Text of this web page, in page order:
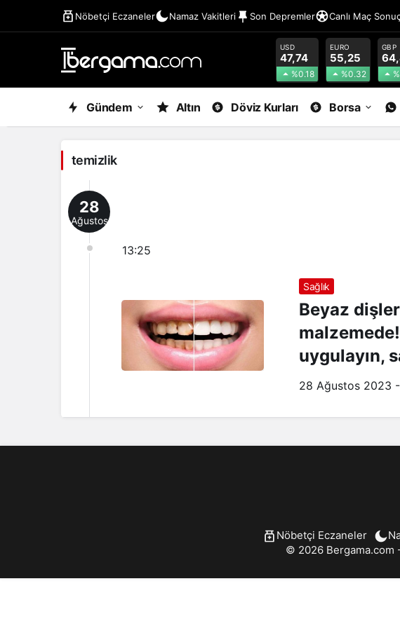
Nöbetçi Eczaneler Namaz Vakitleri Son Depremler Canlı Maç
temizlik
Haberleri
USD
47,74
%0.18
EURO
55,25
%0.32
GBP
Gündem Altın Döviz Kurları Borsa
temizlik
28
Ağustos
13:25
Sağlık
Beyaz
uygulayın,
28 Ağustos 2023
Nöbetçi Eczaneler
© 2026 Bergama.com -